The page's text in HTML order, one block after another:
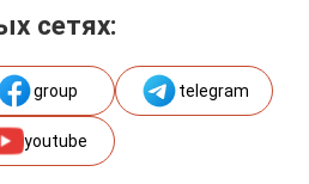
сетях:
group telegram
youtube